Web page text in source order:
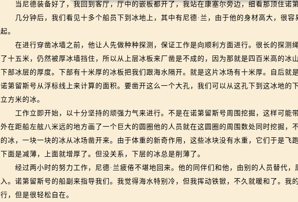
当尼德装备好了，我回到客厅，厅中的嵌板都开了，我站在康塞尔旁边，细看那顶住诺第
几分钟后，我们看见十多个船员下到冰地上，其中有尼德·兰，由于他的身材高大，很容
起。
在进行穿凿冰墙之前，他让人先做种种探测，保证工作是向顺利方面进行。很长的探测
了十五米，仍然被厚冰墙挡住，所以从上层冰板来厂凿是不成的，因为那就是四百米高的冰
下部冰层的厚度。下部有十米厚的冰板把我们跟海水隔开。就是这片冰场有十米厚。自后就
诺第留斯号从浮标线上来计算的面积。要凿开这么一个大孔，我们可以从这孔下到这冰地的
立方米的冰。
工作立即开始，以十分坚持的顽强力气来进行。不是在诺第留斯号周围挖掘，这样可能
外在距船左舷八米远的地方画了一个巨大的圆圈他的人员就在这圆圈的周围数处同时挖掘，
的冰，一块一块的冰从冰场凿开来。由于体重的新奇作用，这些冰块没有水重，它们于是飞
下面是减薄，上面就增厚了。但没关系，下层的冰总是削薄了。
经过两小时的努力工作，尼德·兰疲倦不堪地回来。他的同伴们和他，由别的人员替代，
入。诺第留斯号的船副来指导我们。我觉得海水特别冷，但我挥动铁锨，不久就暖和了。我
行，但是很轻松自在。